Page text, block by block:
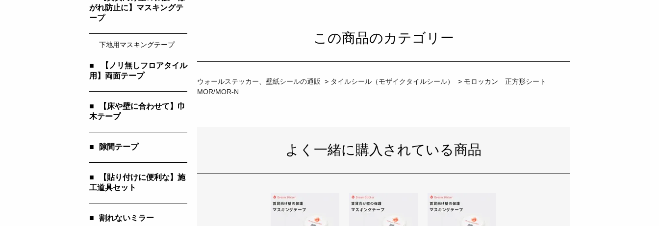
がれ防止に】マスキングテ
ープ
下地用マスキングテープ
■
【ノリ無しフロアタイル
用】両面テープ
■
【床や壁に合わせて】巾
木テープ
■ 隙間テープ
■
【貼り付けに便利な】施
工道具セット
■ 割れないミラー
この商品のカテゴリー
ウォールステッカー、壁紙シールの通販 > タイルシール（モザイクタイルシール） > モロッカン 正方形シート
MOR/MOR-N
よく一緒に購入されている商品